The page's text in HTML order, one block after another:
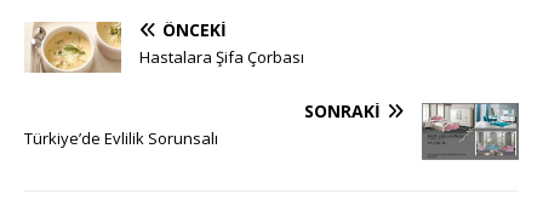
ÖNCEKI
Hastalara Şifa Çorbası
SONRAKI
Türkiye’de Evlilik Sorunsalı